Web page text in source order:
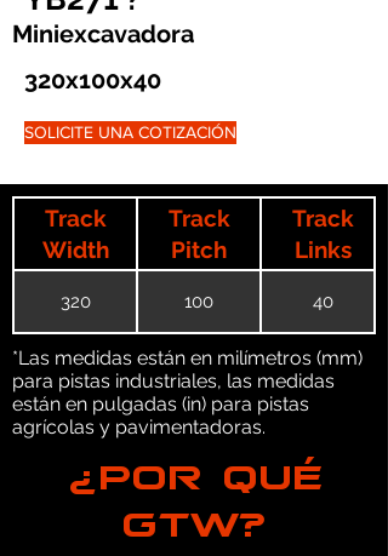
Miniexcavadora
320x100x40
SOLICITE UNA COTIZACIÓN
Track
Width
Track
Pitch
Track
Links
320 100 40
*Las medidas están en milímetros (mm)
para pistas industriales, las medidas
están en pulgadas (in) para pistas
agrícolas y pavimentadoras.
¿POR QUÉ
GTW?